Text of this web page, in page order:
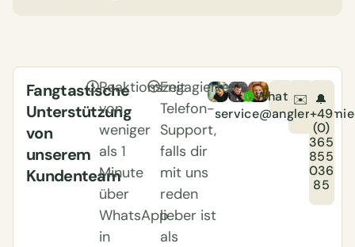
Fangtastische
Unterstützung
von
unserem
Kundenteam
Reaktionszeit
von
weniger
als 1
Minute
über
WhatsApp
in
Engagierter
Telefon-
Support,
falls dir
mit uns
reden
lieber ist
als
WhatsApp
✉️ 🔔
+49
(0)
365
855
036
85